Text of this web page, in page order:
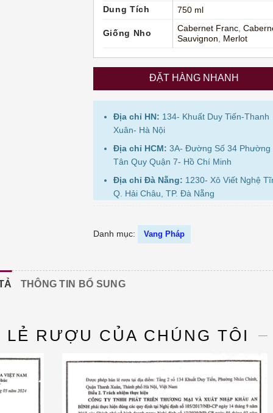
Dung Tích
750 ml
Giống Nho
Cabernet Franc,
Sauvignon
Merlot
ĐẶT HÀNG NHANH
Địa chỉ HN: 134- Khuất Duy Tiến-Thanh
Xuân- Hà Nội
Địa chỉ HCM: 3A- Đường Số 34 Phường
Tân Quy Quận 7- Hồ Chí Minh
Địa chỉ Đà Nẵng: 1230- Xô Viết Nghệ
Q. Hải Châu, TP. Đà Nẵng
Danh mục: Vang Pháp
THÔNG TIN BỔ SUNG
LẺ RƯỢU CỦA CHÚNG TÔI